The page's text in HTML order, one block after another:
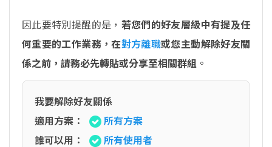
因此要特別提醒的是， 若您們的好友層級中有提及任
何重要的工作業務，在對方離職或您主動解除好友關
係之前，請務必先轉貼或分享至相關群組 。
我要解除好友關係
適用方案：
所有方案
誰可以用：
所有使用者